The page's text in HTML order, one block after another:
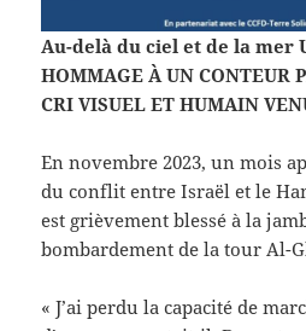
Au-delà du ciel et de la mer
HOMMAGE À UN CONTEUR
CRI VISUEL ET HUMAIN
En novembre 2023, un mois
du conflit entre Israël et le
est grièvement blessé à la
bombardement de la tour Al-
« J’ai perdu la capacité de